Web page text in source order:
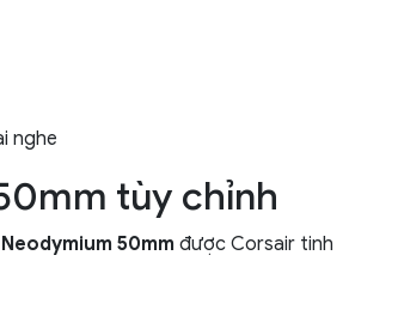
nghe
tùy chỉnh
Neodymium 50mm được Corsair tinh